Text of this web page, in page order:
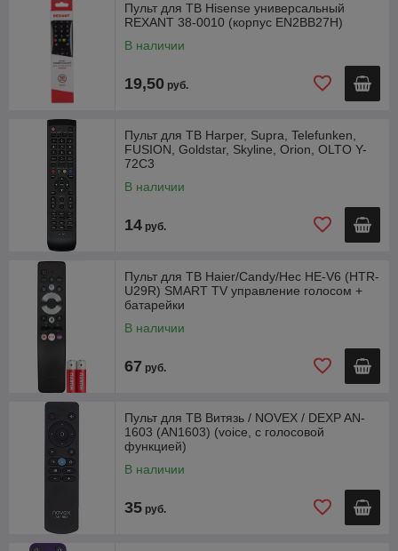
Пульт для ТВ Hisense универсальный
REXANT 38-0010 (корпус EN2BB27H)
В наличии
19,50 руб.
Пульт для ТВ Harper, Supra, Telefunken,
FUSION, Goldstar, Skyline, Orion, OLTO Y-
72C3
В наличии
14 руб.
Пульт для ТВ Haier/Candy/Hec HE-V6 (HTR-
U29R) SMART TV управление голосом +
батарейки
В наличии
67 руб.
Пульт для ТВ Витязь / NOVEX / DEXP AN-
1603 (AN1603) (voice, с голосовой
функцией)
В наличии
35 руб.